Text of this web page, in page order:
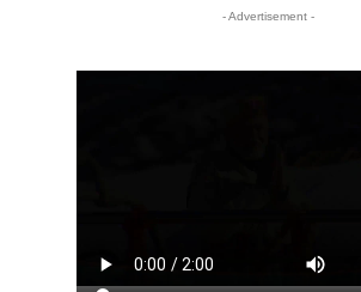
- Advertisement -